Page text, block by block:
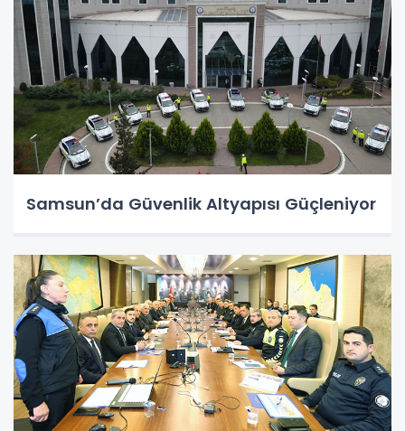
Samsun’da Güvenlik Altyapısı Güçleniyor